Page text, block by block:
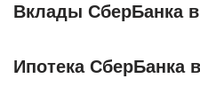
Вклады СберБанка
Ипотека СберБанка